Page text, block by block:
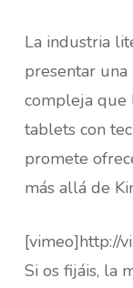
La industria
presentar
compleja que
tablets con
promete
más allá de
[vimeo]http://
Si os fijáis, la